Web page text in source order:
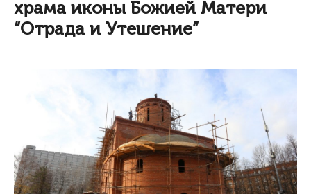
храма иконы Божией Матери
“Отрада и Утешение”